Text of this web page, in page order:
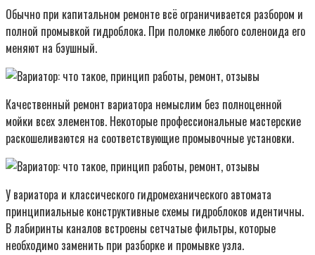
Обычно при капитальном ремонте всё ограничивается разбором и
полной промывкой гидроблока. При поломке любого соленоида его
меняют на бэушный.
Качественный ремонт вариатора немыслим без полноценной
мойки всех элементов. Некоторые профессиональные мастерские
раскошеливаются на соответствующие промывочные установки.
У вариатора и классического гидромеханического автомата
принципиальные конструктивные схемы гидроблоков идентичны.
В лабиринты каналов встроены сетчатые фильтры, которые
необходимо заменить при разборке и промывке узла.